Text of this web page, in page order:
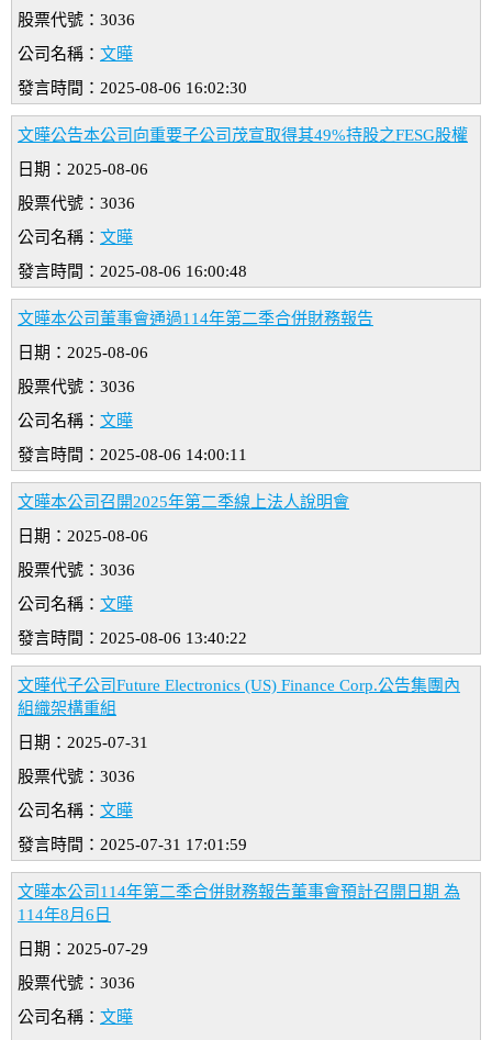
股票代號：3036
公司名稱： 文曄
發言時間：2025-08-06 16:02:30
文曄公告本公司向重要子公司茂宣取得其49%持股之FESG股權
日期：2025-08-06
股票代號：3036
公司名稱： 文曄
發言時間：2025-08-06 16:00:48
文曄本公司董事會通過114年第二季合併財務報告
日期：2025-08-06
股票代號：3036
公司名稱： 文曄
發言時間：2025-08-06 14:00:11
文曄本公司召開2025年第二季線上法人說明會
日期：2025-08-06
股票代號：3036
公司名稱： 文曄
發言時間：2025-08-06 13:40:22
文曄代子公司Future Electronics (US) Finance Corp.公告集團內
組織架構重組
日期：2025-07-31
股票代號：3036
公司名稱： 文曄
發言時間：2025-07-31 17:01:59
文曄本公司114年第二季合併財務報告董事會預計召開日期 為
114年8月6日
日期：2025-07-29
股票代號：3036
公司名稱： 文曄